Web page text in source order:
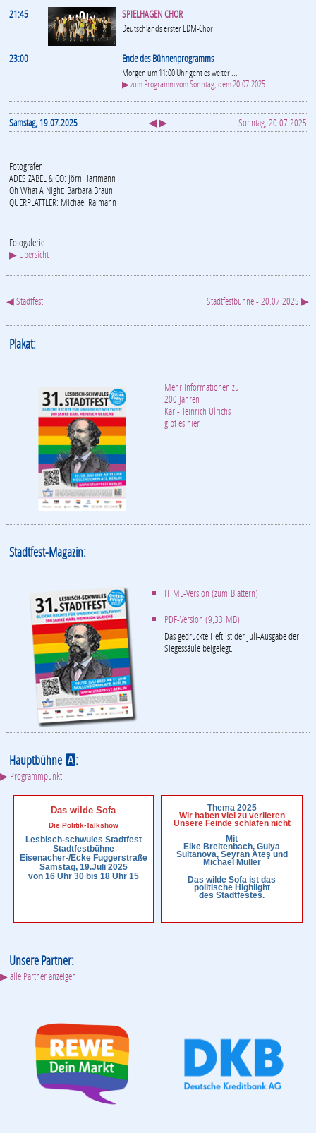
21:45 SPIELHAGEN CHOR
Deutschlands erster EDM-Chor
23:00 Ende des Bühnenprogramms
Morgen um 11:00 Uhr geht es weiter ...
▶ zum Programm vom Sonntag, dem 20.07.2025
Samstag, 19.07.2025 ◀ ▶ Sonntag, 20.07.2025
Fotografen:
ADES ZABEL & CO: Jörn Hartmann
Oh What A Night: Barbara Braun
QUERPLATTLER: Michael Raimann
Fotogalerie:
▶ Übersicht
◀ Stadtfest Stadtfestbühne - 20.07.2025 ▶
Plakat:
Mehr Informationen zu
200 Jahren
Karl-Heinrich Ulrichs
gibt es hier
Stadtfest-Magazin:
HTML-Version (zum Blättern)
PDF-Version (9,33 MB)
Das gedruckte Heft ist der Juli-Ausgabe der
Siegessäule beigelegt.
HauptbühneA:
▶ Programmpunkt
Das wilde Sofa
Die Politik-Talkshow
Lesbisch-schwules Stadtfest
Stadtfestbühne
Eisenacher-/Ecke Fuggerstraße
Samstag, 19.Juli 2025
von 16 Uhr 30 bis 18 Uhr 15
Thema 2025
Wir haben viel zu verlieren
Unsere Feinde schlafen nicht
Mit
Elke Breitenbach, Gulya
Sultanova, Seyran Ateş und
Michael Müller
Das wilde Sofa ist das
politische Highlight
des Stadtfestes.
Unsere Partner:
▶ alle Partner anzeigen